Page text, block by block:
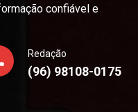
confiável e
Redação
(96) 98108-0175